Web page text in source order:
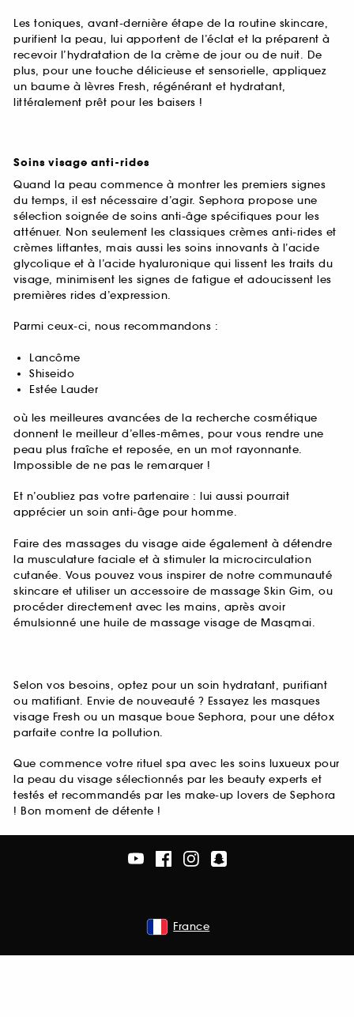
Les toniques, avant-dernière étape de la routine skincare,
purifient la peau, lui apportent de l’éclat et la préparent à
recevoir l’hydratation de la crème de jour ou de nuit. De
plus, pour une touche délicieuse et sensorielle, appliquez
un baume à lèvres Fresh, régénérant et hydratant,
littéralement prêt pour les baisers !
Soins visage anti-rides
Quand la peau commence à montrer les premiers signes
du temps, il est nécessaire d’agir. Sephora propose une
sélection soignée de soins anti-âge spécifiques pour les
atténuer. Non seulement les classiques crèmes anti-rides et
crèmes liftantes, mais aussi les soins innovants à l’acide
glycolique et à l’acide hyaluronique qui lissent les traits du
visage, minimisent les signes de fatigue et adoucissent les
premières rides d’expression.
Parmi ceux-ci, nous recommandons :
Lancôme
Shiseido
Estée Lauder
où les meilleures avancées de la recherche cosmétique
donnent le meilleur d’elles-mêmes, pour vous rendre une
peau plus fraîche et reposée, en un mot rayonnante.
Impossible de ne pas le remarquer !
Et n’oubliez pas votre partenaire : lui aussi pourrait
apprécier un soin anti-âge pour homme.
Faire des massages du visage aide également à détendre
la musculature faciale et à stimuler la microcirculation
cutanée. Vous pouvez vous inspirer de notre communauté
skincare et utiliser un accessoire de massage Skin Gim, ou
procéder directement avec les mains, après avoir
émulsionné une huile de massage visage de Masqmai.
Selon vos besoins, optez pour un soin hydratant, purifiant
ou matifiant. Envie de nouveauté ? Essayez les masques
visage Fresh ou un masque boue Sephora, pour une détox
parfaite contre la pollution.
Que commence votre rituel spa avec les soins luxueux pour
la peau du visage sélectionnés par les beauty experts et
testés et recommandés par les make-up lovers de Sephora
! Bon moment de détente !
France